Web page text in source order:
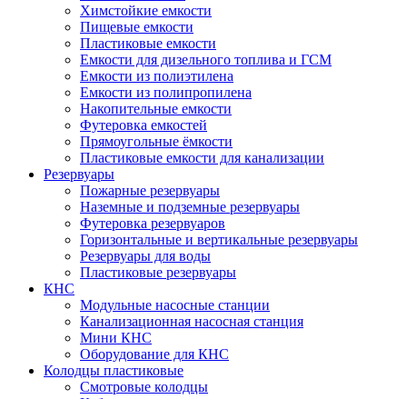
Химстойкие емкости
Пищевые емкости
Пластиковые емкости
Емкости для дизельного топлива и ГСМ
Емкости из полиэтилена
Емкости из полипропилена
Накопительные емкости
Футеровка емкостей
Прямоугольные ёмкости
Пластиковые емкости для канализации
Резервуары
Пожарные резервуары
Наземные и подземные резервуары
Футеровка резервуаров
Горизонтальные и вертикальные резервуары
Резервуары для воды
Пластиковые резервуары
КНС
Модульные насосные станции
Канализационная насосная станция
Мини КНС
Оборудование для КНС
Колодцы пластиковые
Смотровые колодцы